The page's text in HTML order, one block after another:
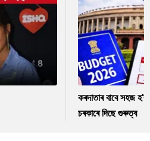
কৰদাতাৰ বাবে সহজ
চৰকাৰে দিছে গুৰুত্ব